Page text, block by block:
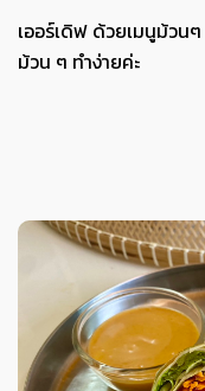
เออร์เดิฟ ด้วยเมนูม้วน
ม้วน ๆ ทำง่ายค่ะ